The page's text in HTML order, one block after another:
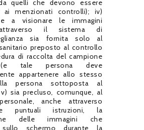
quelli che devono essere
ai menzionati controlli); iv)
a visionare le immagini
il sistema di
sia fornita solo al
preposto al controllo
di raccolta del campione
(e tale persona deve
appartenere allo stesso
persona sottoposta al
sia precluso, comunque, al
anche attraverso
puntuali istruzioni, la
delle immagini che
sullo schermo durante la